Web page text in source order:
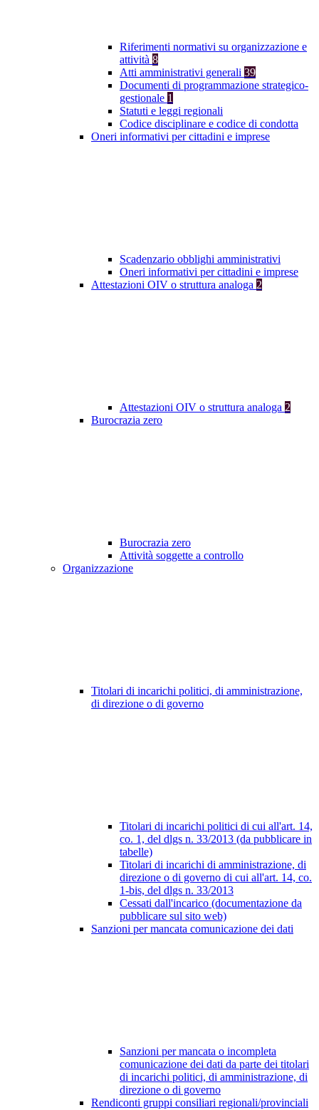
Riferimenti normativi su organizzazione e
attività 8
Atti amministrativi generali 39
Documenti di programmazione strategico-
gestionale 1
Statuti e leggi regionali
Codice disciplinare e codice di condotta
Oneri informativi per cittadini e imprese
Scadenzario obblighi amministrativi
Oneri informativi per cittadini e imprese
Attestazioni OIV o struttura analoga 2
Attestazioni OIV o struttura analoga 2
Burocrazia zero
Burocrazia zero
Attività soggette a controllo
Organizzazione
Titolari di incarichi politici, di amministrazione,
di direzione o di governo
Titolari di incarichi politici di cui all'art. 14,
co. 1, del dlgs n. 33/2013 (da pubblicare in
tabelle)
Titolari di incarichi di amministrazione, di
direzione o di governo di cui all'art. 14, co.
1-bis, del dlgs n. 33/2013
Cessati dall'incarico (documentazione da
pubblicare sul sito web)
Sanzioni per mancata comunicazione dei dati
Sanzioni per mancata o incompleta
comunicazione dei dati da parte dei titolari
di incarichi politici, di amministrazione, di
direzione o di governo
Rendiconti gruppi consiliari regionali/provinciali